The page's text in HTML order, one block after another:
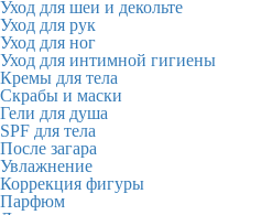
Уход для шеи и декольте
Уход для рук
Уход для ног
Уход для интимной гигиены
Кремы для тела
Скрабы и маски
Гели для душа
SPF для тела
После загара
Увлажнение
Коррекция фигуры
Парфюм